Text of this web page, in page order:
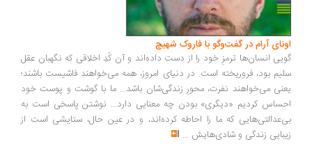
آرام در گفت‌وگو با فاروک شهیچ‭
انسان‌ها ترمزِ خود را از دست داده‌اند و آن کُدِ اخلاقی که نگهبان عقل
بود، فروریخته است. در دنیای امروز، همه می‌خواهند فاشیست باشند؛
می‌خواهند نفرت، محورِ زندگی‌شان باشد... ما با گوشت و پوست خود
کردیم «دیگری» بودن چه معنایی دارد... نوشتن پاسخی است به
که ما را احاطه کرده‌اند، و در عین حال، ستایشی است از
زندگی و شادی‌هایش...